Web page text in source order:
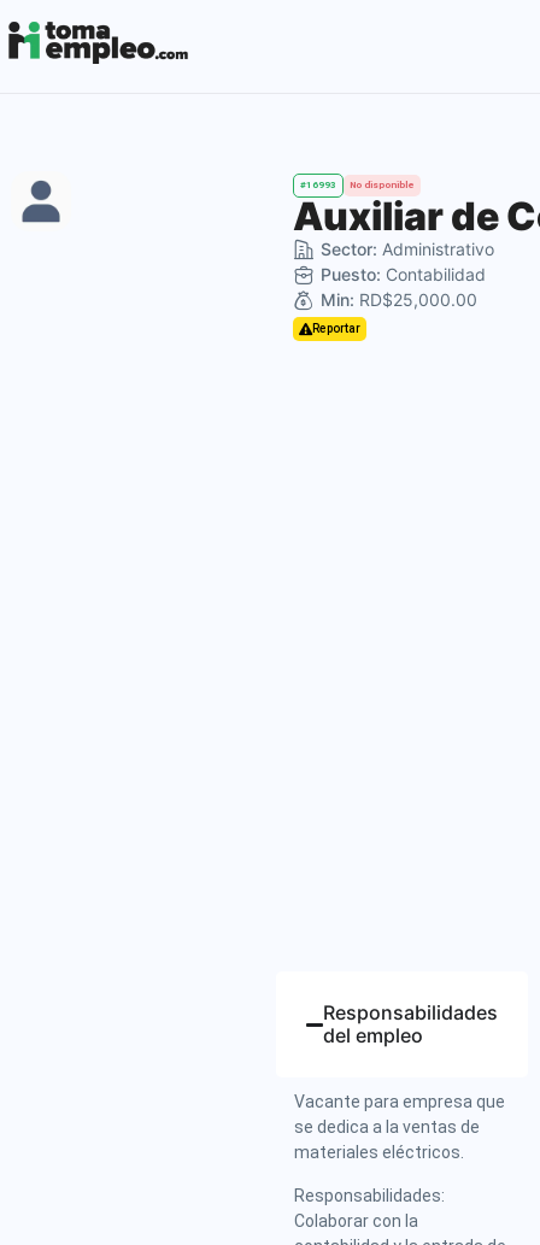
#16993 No disponible
Auxiliar de
Sector: Administrativo
Puesto: Contabilidad
Min: RD$25,000.00
Reportar
Responsabilidades
del empleo
Vacante para empresa que
se dedica a la ventas de
materiales eléctricos.
Responsabilidades:
Colaborar con la